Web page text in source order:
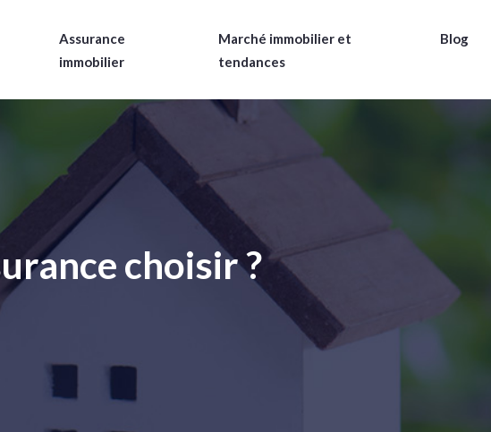
Assurance
immobilier
Marché immobilier et
tendances
Blog
choisir ?